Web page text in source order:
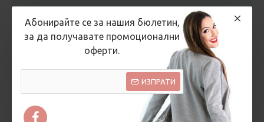
Абонирайте се за нашия бюлетин,
за да получавате промоционални
оферти.
ИЗПРАТИ
Метод за плащане:наложен платеж
ВИДЕО